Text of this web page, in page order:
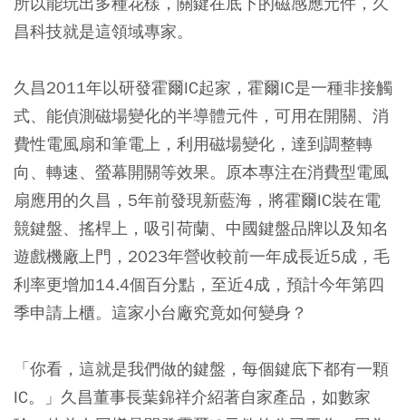
昌科技就是這領域專家。
久昌2011年以研發霍爾IC起家，霍爾IC是一種非接觸
式、能偵測磁場變化的半導體元件，可用在開關、消
費性電風扇和筆電上，利用磁場變化，達到調整轉
向、轉速、螢幕開關等效果。原本專注在消費型電風
扇應用的久昌，5年前發現新藍海，將霍爾IC裝在電
競鍵盤、搖桿上，吸引荷蘭、中國鍵盤品牌以及知名
遊戲機廠上門，2023年營收較前一年成長近5成，毛
利率更增加14.4個百分點，至近4成，預計今年第四
季申請上櫃。這家小台廠究竟如何變身？
「你看，這就是我們做的鍵盤，每個鍵底下都有一顆
IC。」久昌董事長葉錦祥介紹著自家產品，如數家